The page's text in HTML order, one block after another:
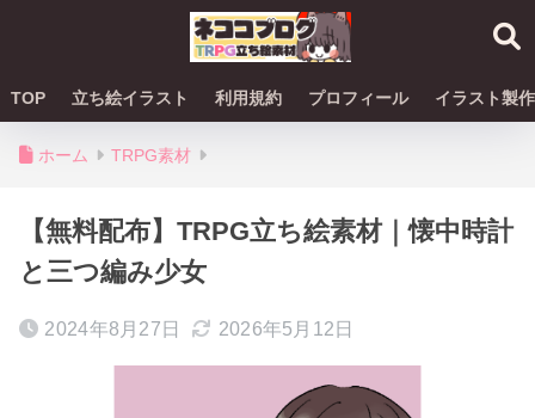
TOP 立ち絵イラスト 利用規約 プロフィール イラスト製
ホーム TRPG素材
【無料配布】TRPG立ち絵素材｜懐中時計
と三つ編み少女
2024年8月27日 2026年5月12日